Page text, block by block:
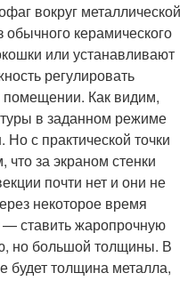
вокруг металлической
керамического
или устанавливают
регулировать
помещении. Как видим,
в заданном режиме
Но с практической точки
за экраном стенки
почти нет и они не
некоторое время
ставить жаропрочную
но большой толщины. В
будет толщина металла,